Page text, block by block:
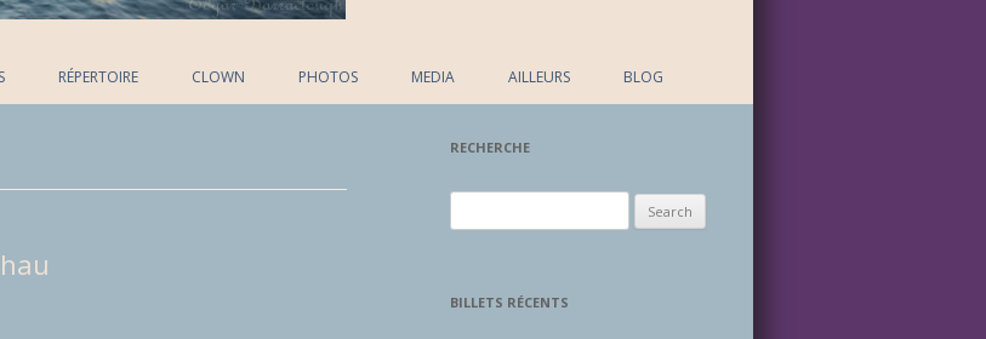
RÉPERTOIRE CLOWN PHOTOS MEDIA AILLEURS BLOG
RECHERCHE
BILLETS RÉCENTS